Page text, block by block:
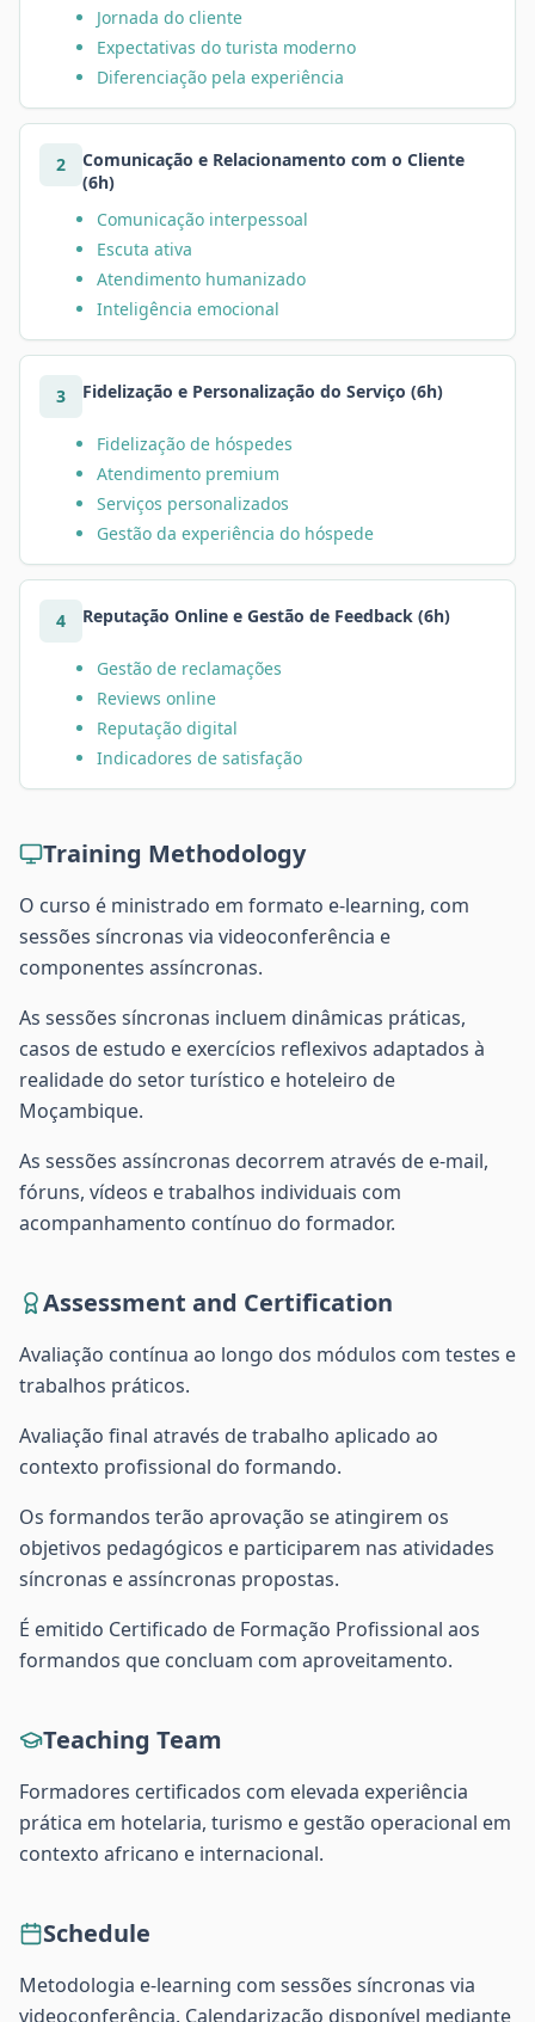
Jornada do cliente
Expectativas do turista moderno
Diferenciação pela experiência
2
Comunicação e Relacionamento com o Cliente
(6h)
Comunicação interpessoal
Escuta ativa
Atendimento humanizado
Inteligência emocional
3 Fidelização e Personalização do Serviço (6h)
Fidelização de hóspedes
Atendimento premium
Serviços personalizados
Gestão da experiência do hóspede
4 Reputação Online e Gestão de Feedback (6h)
Gestão de reclamações
Reviews online
Reputação digital
Indicadores de satisfação
Training Methodology
O curso é ministrado em formato e-learning, com
sessões síncronas via videoconferência e
componentes assíncronas.
As sessões síncronas incluem dinâmicas práticas,
casos de estudo e exercícios reflexivos adaptados à
realidade do setor turístico e hoteleiro de
Moçambique.
As sessões assíncronas decorrem através de e-mail,
fóruns, vídeos e trabalhos individuais com
acompanhamento contínuo do formador.
Assessment and Certification
Avaliação contínua ao longo dos módulos com testes e
trabalhos práticos.
Avaliação final através de trabalho aplicado ao
contexto profissional do formando.
Os formandos terão aprovação se atingirem os
objetivos pedagógicos e participarem nas atividades
síncronas e assíncronas propostas.
É emitido Certificado de Formação Profissional aos
formandos que concluam com aproveitamento.
Teaching Team
Formadores certificados com elevada experiência
prática em hotelaria, turismo e gestão operacional em
contexto africano e internacional.
Schedule
Metodologia e-learning com sessões síncronas via
videoconferência. Calendarização disponível mediante